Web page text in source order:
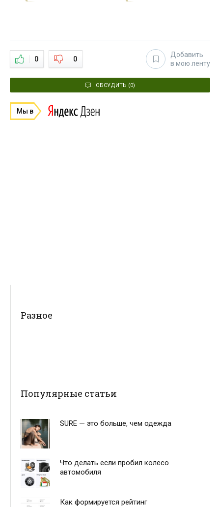
0 0
Добавить
в мою ленту
ОБСУДИТЬ (0)
Мы в
Разное
Популярные статьи
SURE — это больше, чем одежда
Что делать если пробил колесо
автомобиля
Как формируется рейтинг